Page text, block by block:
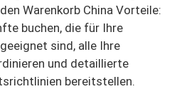
Warenkorb China Vorteile:
buchen, die für Ihre
sind, alle Ihre
und detaillierte
bereitstellen.